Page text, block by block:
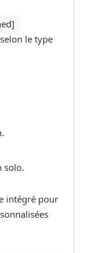
le type
solo.
intégré pour